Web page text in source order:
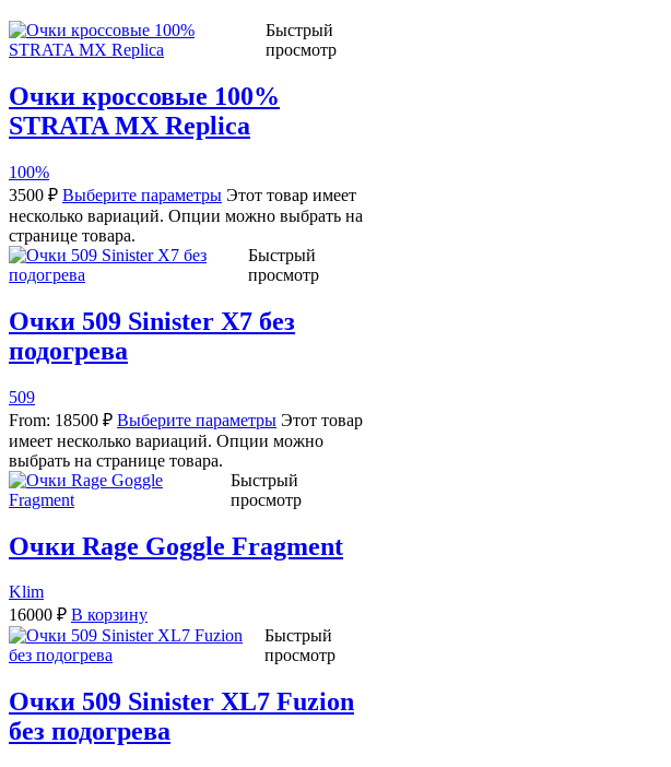
Быстрый
просмотр
Очки кроссовые 100%
STRATA MX Replica
100%
3500 ₽ Выберите параметры Этот товар имеет
несколько вариаций. Опции можно выбрать на
странице товара.
Быстрый
просмотр
Очки 509 Sinister X7 без
подогрева
509
From: 18500 ₽ Выберите параметры Этот товар
имеет несколько вариаций. Опции можно
выбрать на странице товара.
Быстрый
просмотр
Очки Rage Goggle Fragment
Klim
16000 ₽ В корзину
Быстрый
просмотр
Очки 509 Sinister XL7 Fuzion
без подогрева